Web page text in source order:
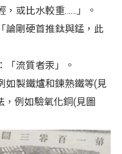
，或比水較重……」。
論剛硬首推鈦與錳，此
「流質者汞」。
如製鐵爐和鍊熟鐵等(見
，例如驗氧化銅(見圖